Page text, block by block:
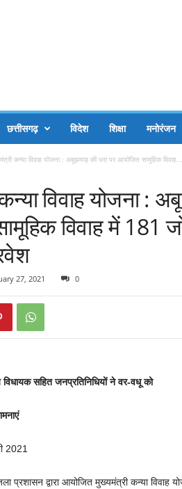
छत्तीसगढ़ विदेश शिक्षा मनोरंजन
कन्या विवाह योजना : अबूझमाड़ की धरा पर आयोजित सामूहिक विवाह...
विवाह योजना :
विवाह में 181
27, 2021 0
विधायक सहित जनप्रतिनिधियों ने वर-वधू को
2021
प्रशासन द्वारा आयोजित मुख्यमंत्री कन्या